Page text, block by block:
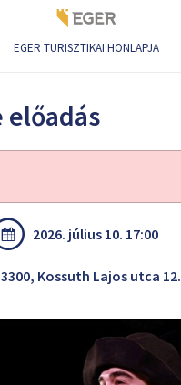
EGER TURISZTIKAI HONLAPJA
előadás
2026. július 10. 17:00
Kossuth Lajos utca 12.